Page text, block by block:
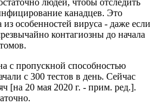
канадцев. Это
особенностей вируса - даже если
контагиозны до начала
с пропускной способностью
с 300 тестов в день. Сейчас
[на 20 мая 2020 г. - прим. ред.].